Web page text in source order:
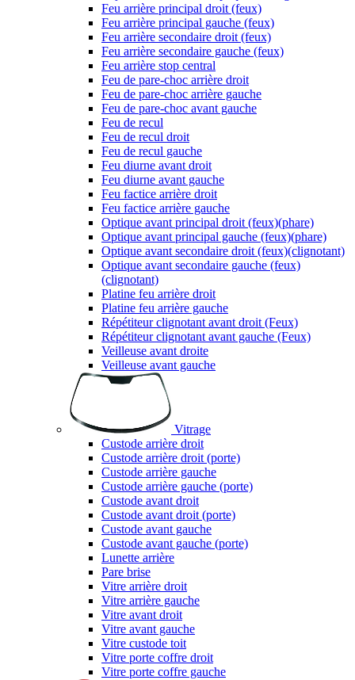
Feu arrière principal droit (feux)
Feu arrière principal gauche (feux)
Feu arrière secondaire droit (feux)
Feu arrière secondaire gauche (feux)
Feu arrière stop central
Feu de pare-choc arrière droit
Feu de pare-choc arrière gauche
Feu de pare-choc avant gauche
Feu de recul
Feu de recul droit
Feu de recul gauche
Feu diurne avant droit
Feu diurne avant gauche
Feu factice arrière droit
Feu factice arrière gauche
Optique avant principal droit (feux)(phare)
Optique avant principal gauche (feux)(phare)
Optique avant secondaire droit (feux)(clignotant)
Optique avant secondaire gauche (feux)
(clignotant)
Platine feu arrière droit
Platine feu arrière gauche
Répétiteur clignotant avant droit (Feux)
Répétiteur clignotant avant gauche (Feux)
Veilleuse avant droite
Veilleuse avant gauche
Vitrage
Custode arrière droit
Custode arrière droit (porte)
Custode arrière gauche
Custode arrière gauche (porte)
Custode avant droit
Custode avant droit (porte)
Custode avant gauche
Custode avant gauche (porte)
Lunette arrière
Pare brise
Vitre arrière droit
Vitre arrière gauche
Vitre avant droit
Vitre avant gauche
Vitre custode toit
Vitre porte coffre droit
Vitre porte coffre gauche